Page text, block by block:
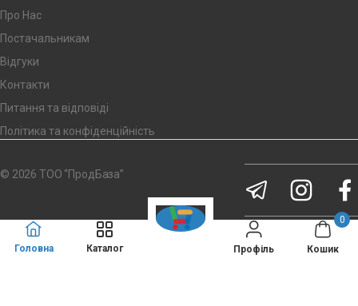
Головна Каталог Профіль
0
Кошик
Про Нас
Постачальникам
Відгуки
Контакти
Питання та відповіді
Політика та конфіденційність
© 2026 ТОО “ПродБаза”